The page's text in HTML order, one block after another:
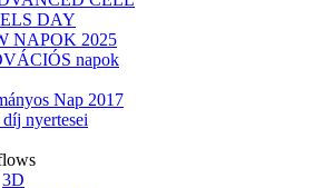
DAY
NAPOK 2025
napok
Nap 2017
nyertesei
3D